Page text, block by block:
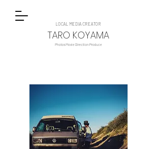
LOCAL MEDIA CREATOR
TARO KOYAMA
Photos Movie Direction Produce